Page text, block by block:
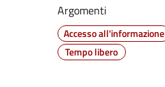
Argomenti
Accesso all'informazione
Tempo libero